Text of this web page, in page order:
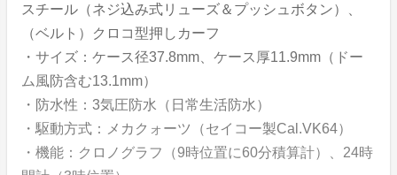
スチール（ネジ込み式リューズ＆プッシュボタン）、
（ベルト）クロコ型押しカーフ
・サイズ：ケース径37.8mm、ケース厚11.9mm（ドー
ム風防含む13.1mm）
・防水性：3気圧防水（日常生活防水）
・駆動方式：メカクォーツ（セイコー製Cal.VK64）
・機能：クロノグラフ（9時位置に60分積算計）、24時